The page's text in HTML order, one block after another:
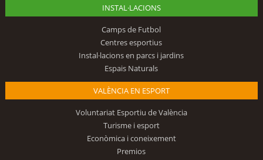
INSTAL·LACIONS
Camps de Futbol
Centres esportius
Instal·lacions en parcs i jardins
Espais Naturals
VALÈNCIA EN ESPORT
Voluntariat Esportiu de València
Turisme i esport
Econòmica i coneixement
Premios